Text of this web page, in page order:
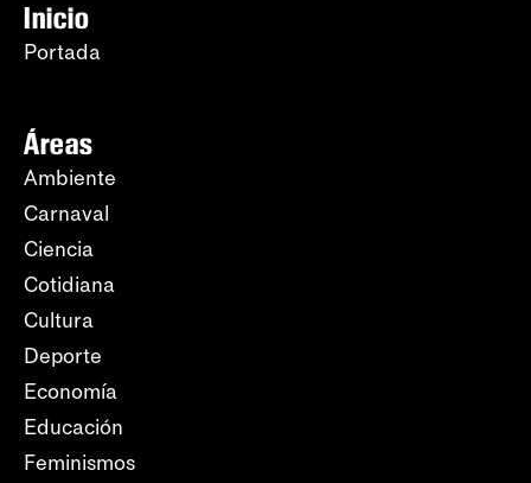
Inicio
Portada
Áreas
Ambiente
Carnaval
Ciencia
Cotidiana
Cultura
Deporte
Economía
Educación
Feminismos